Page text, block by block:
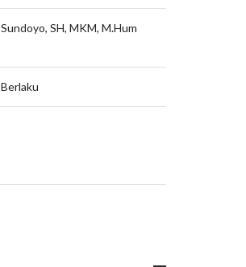
Sundoyo, SH, MKM, M.Hum
Berlaku